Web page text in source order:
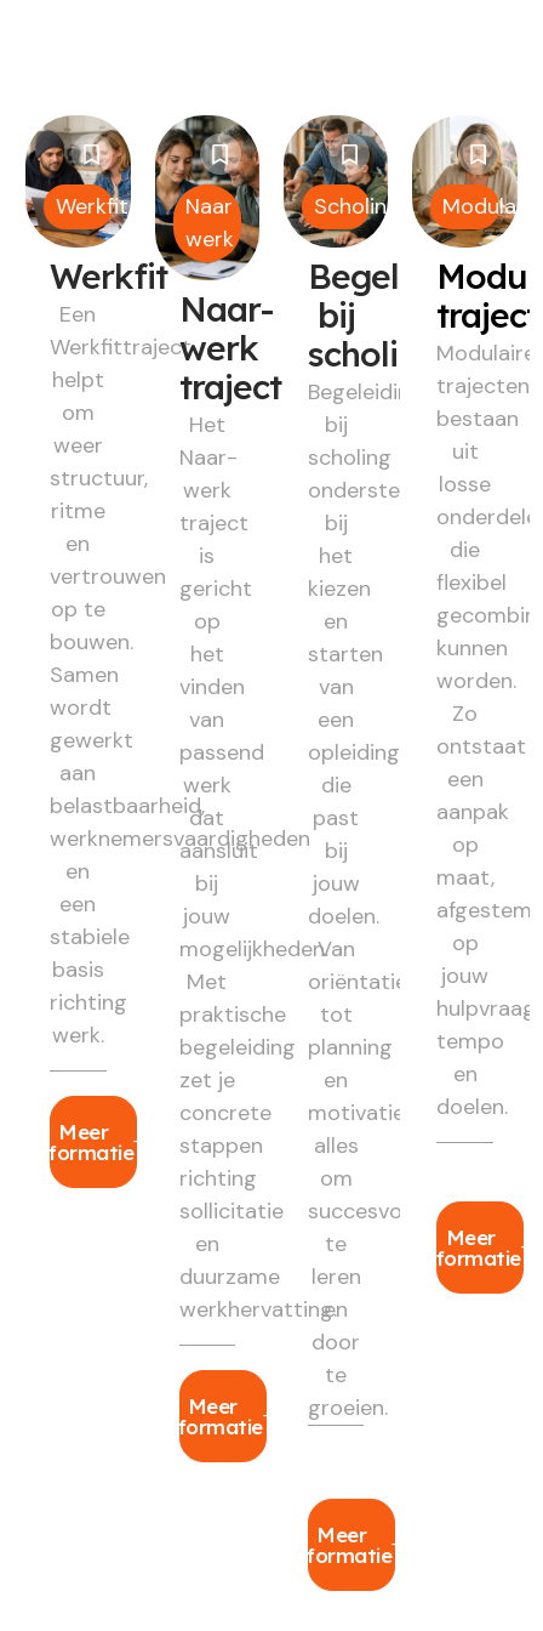
Werkfit
Werkfit
Een
Werkfittraject
helpt
om
weer
structuur,
ritme
en
vertrouwen
op te
bouwen.
Samen
wordt
gewerkt
aan
belastbaarheid,
werknemersvaardigheden
en
een
stabiele
basis
richting
werk.
Meer
informatie
Naar
werk
Naar-
werk
traject
Het
Naar-
werk
traject
is
gericht
op
het
vinden
van
passend
werk
dat
aansluit
bij
jouw
mogelijkheden.
Met
praktische
begeleiding
zet je
concrete
stappen
richting
sollicitatie
en
duurzame
werkhervatting.
Meer
informatie
Scholing
Begeleiding
bij
scholing
Begeleiding
bij
scholing
ondersteunt
bij
het
kiezen
en
starten
van
een
opleiding
die
past
bij
jouw
doelen.
Van
oriëntatie
tot
planning
en
motivatie:
alles
om
succesvol
te
leren
en
door
te
groeien.
Meer
informatie
Modulair
Modulaire
trajecten
bestaan
uit
losse
die
flexibel
kunnen
worden.
Zo
ontstaat
een
aanpak
op
maat,
op
jouw
hulpvraag,
tempo
en
doelen.
Meer
informatie